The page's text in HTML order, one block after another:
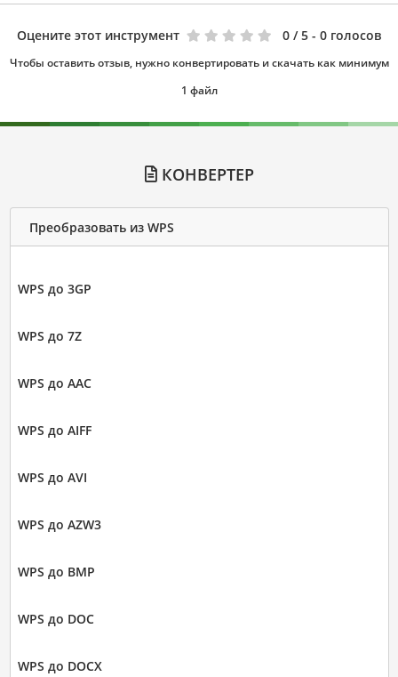
Оцените этот инструмент 0 / 5 - 0 голосов
Чтобы оставить отзыв, нужно конвертировать и скачать как минимум
1 файл
КОНВЕРТЕР
Преобразовать из WPS
WPS до 3GP
WPS до 7Z
WPS до AAC
WPS до AIFF
WPS до AVI
WPS до AZW3
WPS до BMP
WPS до DOC
WPS до DOCX